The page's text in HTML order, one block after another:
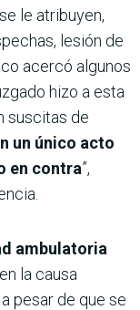
le atribuyen,
lesión de
acercó algunos
hizo a esta
suscitas de
un único acto
en contra”,
ambulatoria
la causa
pesar de que se